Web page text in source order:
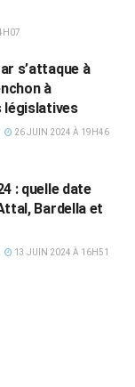
s’attaque à
à
législatives
26 JUIN 2024 À 19H46
: quelle date
Bardella et
13 JUIN 2024 À 16H51